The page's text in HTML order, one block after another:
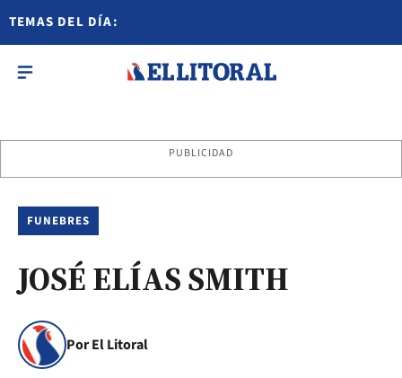
TEMAS DEL DÍA:
PUBLICIDAD
FUNEBRES
JOSÉ ELÍAS SMITH
Por El Litoral